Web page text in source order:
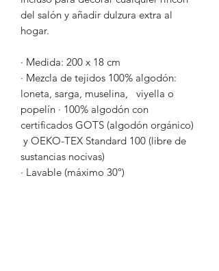
del salón y añadir dulzura extra al
hogar.
· Medida: 200 x 18 cm
· Mezcla de tejidos 100% algodón:
loneta, sarga, muselina, viyella o
popelín · 100% algodón con
certificados GOTS (algodón orgánico)
y OEKO-TEX Standard 100 (libre de
sustancias nocivas)
· Lavable (máximo 30º)